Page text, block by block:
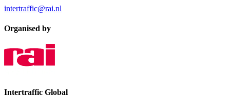
intertraffic@rai.nl
Organised by
Intertraffic Global